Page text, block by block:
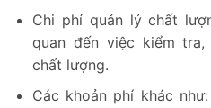
Chi phí quản lý chất
quan đến việc kiểm
chất lượng.
Các khoản phí khác